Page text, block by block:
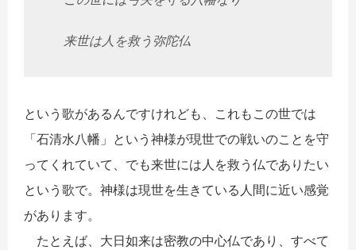
来世は人を救う弥陀仏
という歌があるんですけれども、これもこの世では
「石清水八幡」という神様が現世での戦いのことを守
ってくれていて、でも来世には人を救う仏でありたい
という歌で。神様は現世を生きている人間に近い感覚
があります。
たとえば、大日如来は密教の中心仏であり、すべて